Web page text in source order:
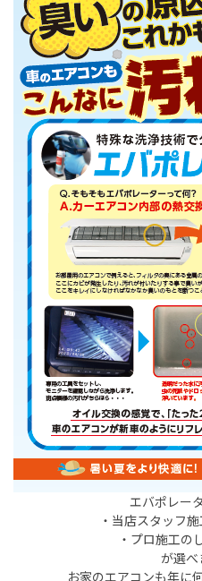
エバポレー
・当店スタッフ
・プロ施工の
が選べ
お家のエアコンも年に